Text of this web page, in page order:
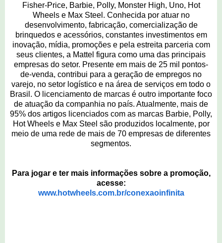
Fisher-Price, Barbie, Polly, Monster High, Uno, Hot
Wheels e Max Steel. Conhecida por atuar no
desenvolvimento, fabricação, comercialização de
brinquedos e acessórios, constantes investimentos em
inovação, mídia, promoções e pela estreita parceria com
seus clientes, a Mattel figura como uma das principais
empresas do setor. Presente em mais de 25 mil pontos-
de-venda, contribui para a geração de empregos no
varejo, no setor logístico e na área de serviços em todo o
Brasil. O licenciamento de marcas é outro importante foco
de atuação da companhia no país. Atualmente, mais de
95% dos artigos licenciados com as marcas Barbie, Polly,
Hot Wheels e Max Steel são produzidos localmente, por
meio de uma rede de mais de 70 empresas de diferentes
segmentos.
Para jogar e ter mais informações sobre a promoção,
acesse:
www.hotwheels.com.br/conexaoinfinita